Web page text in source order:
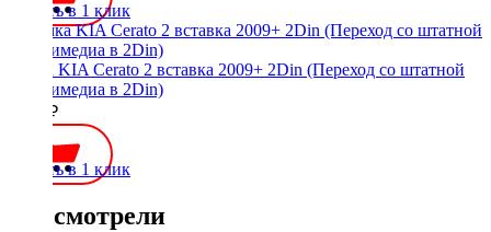
Купить в 1 клик
Рамка KIA Cerato 2 вставка 2009+ 2Din (Переход со штатной
мультимедиа в 2Din)
1400 ₽
Купить в 1 клик
Вы смотрели